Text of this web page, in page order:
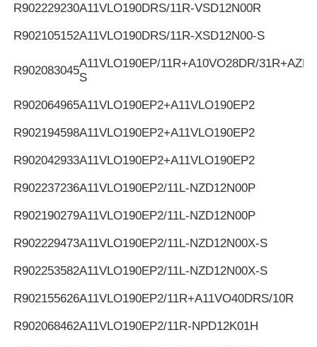
R902229230A11VLO190DRS/11R-VSD12N00R
R902105152A11VLO190DRS/11R-XSD12N00-S
R902083045
A11VLO190EP/11R+A10VO28DR/
S
R902064965A11VLO190EP2+A11VLO190EP2
R902194598A11VLO190EP2+A11VLO190EP2
R902042933A11VLO190EP2+A11VLO190EP2
R902237236A11VLO190EP2/11L-NZD12N00P
R902190279A11VLO190EP2/11L-NZD12N00P
R902229473A11VLO190EP2/11L-NZD12N00X-S
R902253582A11VLO190EP2/11L-NZD12N00X-S
R902155626A11VLO190EP2/11R+A11VO40DRS/10R
R902068462A11VLO190EP2/11R-NPD12K01H